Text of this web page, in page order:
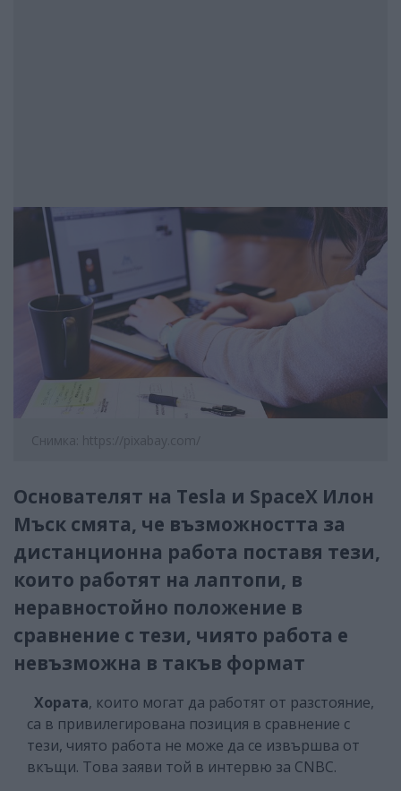
Снимка: https://pixabay.com/
Основателят на Tesla и SpaceX Илон
Мъск смята, че възможността за
дистанционна работа поставя тези,
които работят на лаптопи, в
неравностойно положение в
сравнение с тези, чиято работа е
невъзможна в такъв формат
Хората, които могат да работят от разстояние,
са в привилегирована позиция в сравнение с
тези, чиято работа не може да се извършва от
вкъщи. Това заяви той в интервю за CNBC.